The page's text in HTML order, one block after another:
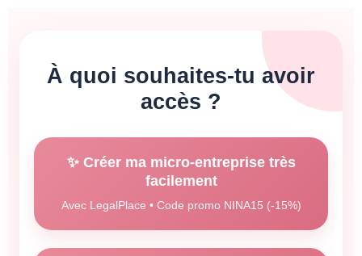
À quoi souhaites-tu avoir
accès ?
✨ Créer ma micro-entreprise très
facilement
Avec LegalPlace • Code promo NINA15 (-15%)